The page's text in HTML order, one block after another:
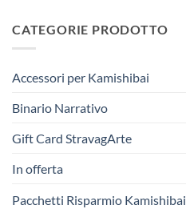
CATEGORIE PRODOTTO
Accessori per Kamishibai
Binario Narrativo
Gift Card StravagArte
In offerta
Pacchetti Risparmio Kamishibai